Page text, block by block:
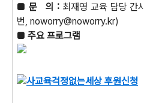
■ 문 의 : 최재영 교육 담당
번, noworry@noworry.kr)
■ 주요 프로그램